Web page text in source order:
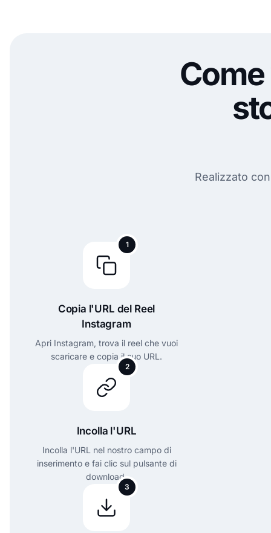
Realizzato
1
Copia l'URL del Reel
Instagram
Apri Instagram, trova il reel che vuoi
scaricare e copia il suo URL.
2
Incolla l'URL
Incolla l'URL nel nostro campo di
inserimento e fai clic sul pulsante di
download.
3